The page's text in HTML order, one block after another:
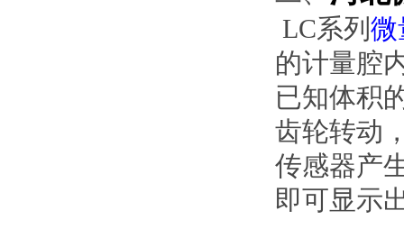
LC系列 微
的计量腔
已知体积
齿轮转动
传感器产
即可显示